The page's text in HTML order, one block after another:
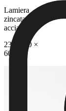
Lamiera
zincata e
acciaio
233 × 90 ×
60 cm